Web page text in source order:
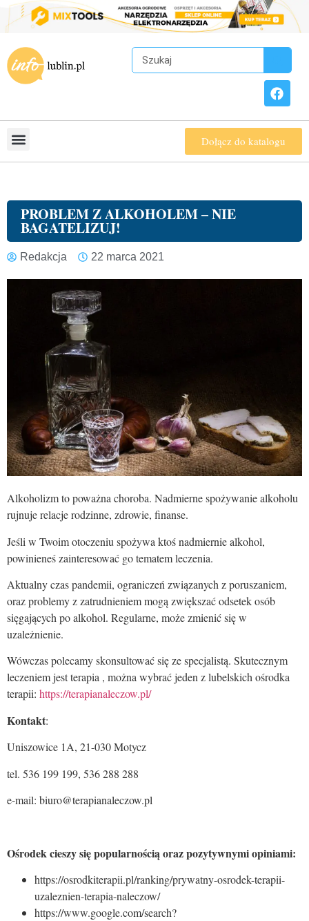
Dołącz do katalogu
PROBLEM Z ALKOHOLEM – NIE
BAGATELIZUJ!
Redakcja 22 marca 2021
Alkoholizm to poważna choroba. Nadmierne spożywanie alkoholu
rujnuje relacje rodzinne, zdrowie, finanse.
Jeśli w Twoim otoczeniu spożywa ktoś nadmiernie alkohol,
powinieneś zainteresować go tematem leczenia.
Aktualny czas pandemii, ograniczeń związanych z poruszaniem,
oraz problemy z zatrudnieniem mogą zwiększać odsetek osób
sięgających po alkohol. Regularne, może zmienić się w
uzależnienie.
Wówczas polecamy skonsultować się ze specjalistą. Skutecznym
leczeniem jest terapia , można wybrać jeden z lubelskich ośrodka
terapii: https://terapianaleczow.pl/
Kontakt:
Uniszowice 1A, 21-030 Motycz
tel. 536 199 199, 536 288 288
e-mail: biuro@terapianaleczow.pl
Ośrodek cieszy się popularnością oraz pozytywnymi opiniami:
https://osrodkiterapii.pl/ranking/prywatny-osrodek-terapii-
uzaleznien-terapia-naleczow/
https://www.google.com/search?